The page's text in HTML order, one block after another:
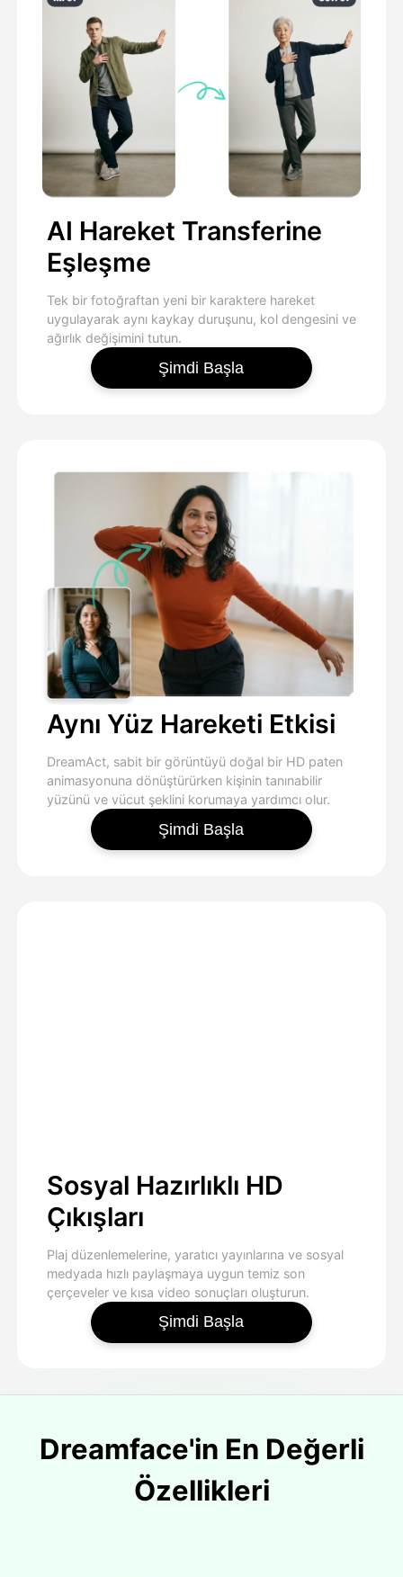
AI Hareket Transferine
Eşleşme
Tek bir fotoğraftan yeni bir karaktere hareket
uygulayarak aynı kaykay duruşunu, kol dengesini ve
ağırlık değişimini tutun.
Şimdi Başla
Aynı Yüz Hareketi Etkisi
DreamAct, sabit bir görüntüyü doğal bir HD paten
animasyonuna dönüştürürken kişinin tanınabilir
yüzünü ve vücut şeklini korumaya yardımcı olur.
Şimdi Başla
Sosyal Hazırlıklı HD
Çıkışları
Plaj düzenlemelerine, yaratıcı yayınlarına ve sosyal
medyada hızlı paylaşmaya uygun temiz son
çerçeveler ve kısa video sonuçları oluşturun.
Şimdi Başla
Dreamface'in En Değerli
Özellikleri